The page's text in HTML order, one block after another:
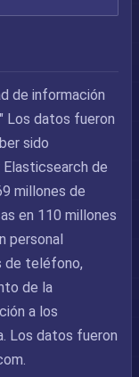
de información
Los datos fueron
sido
de
millones de
en 110 millones
personal
de teléfono,
de la
a los
Los datos fueron